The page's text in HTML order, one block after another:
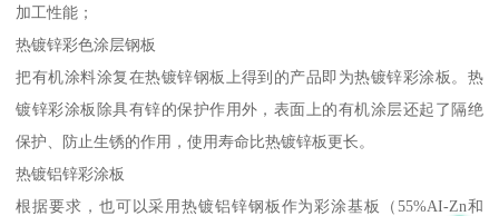
加工性能；
热镀锌彩色涂层钢板
把有机涂料涂复在热镀锌钢板上得到的产品即为热镀锌彩涂板。热
镀锌彩涂板除具有锌的保护作用外，表面上的有机涂层还起了隔绝
保护、防止生锈的作用，使用寿命比热镀锌板更长。
热镀铝锌彩涂板
根据要求，也可以采用热镀铝锌钢板作为彩涂基板（55%AI-Zn和